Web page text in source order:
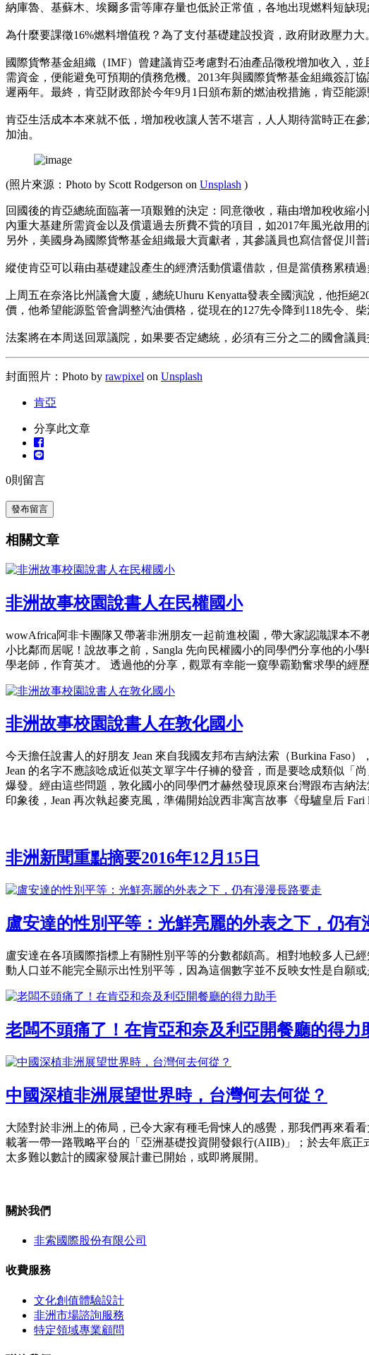
納庫魯、基蘇木、埃爾多雷等庫存量也低於正常值，各地出現燃料短缺現
為什麼要課徵16%燃料增值稅？為了支付基礎建設投資，政府財政壓力大
國際貨幣基金組織（IMF）曾建議肯亞考慮對石油產品徵稅增加收入，
需資金，便能避免可預期的債務危機。2013年與國際貨幣基金組織簽訂
遲兩年。最終，肯亞財政部於今年9月1日頒布新的燃油稅措施，肯亞能源
肯亞生活成本本來就不低，增加稅收讓人苦不堪言，人人期待當時正在
加油。
(照片來源：Photo by Scott Rodgerson on Unsplash )
回國後的肯亞總統面臨著一項艱難的決定：同意徵收，藉由增加稅收縮
內重大基建所需資金以及償還過去所費不貲的項目，如2017年風光啟用
另外，美國身為國際貨幣基金組織最大貢獻者，其參議員也寫信督促川
縱使肯亞可以藉由基礎建設產生的經濟活動償還借款，但是當債務累積
上周五在奈洛比州議會大廈，總統Uhuru Kenyatta發表全國演說，他拒
價，他希望能源監管會調整汽油價格，從現在的127先令降到118先令、柴
法案將在本周送回眾議院，如果要否定總統，必須有三分之二的國會議
封面照片：Photo by rawpixel on Unsplash
肯亞
分享此文章
0則留言
發布留言
相關文章
非洲故事校園說書人在民權國小
wowAfrica阿非卡團隊又帶著非洲朋友一起前進校園，帶大家認識課本
小比鄰而居呢！說故事之前，Sangla 先向民權國小的同學們分享他的小
學老師，作育英才。 透過他的分享，觀眾有幸能一窺學霸勤奮求學的經
非洲故事校園說書人在敦化國小
今天擔任說書人的好朋友 Jean 來自我國友邦布吉納法索（Burkina Faso
Jean 的名字不應該唸成近似英文單字牛仔褲的發音，而是要唸成類似「
爆發。經由這些問題，敦化國小的同學們才赫然發現原來台灣跟布吉納
印象後，Jean 再次執起麥克風，準備開始說西非寓言故事《母驢皇后 Fari
非洲新聞重點摘要2016年12月15日
盧安達的性別平等：光鮮亮麗的外表之下，仍有
盧安達在各項國際指標上有關性別平等的分數都頗高。相對地較多人已
動人口並不能完全顯示出性別平等，因為這個數字並不反映女性是自願或
老闆不頭痛了！在肯亞和奈及利亞開餐廳的得力
中國深植非洲展望世界時，台灣何去何從？
大陸對於非洲上的佈局，已令大家有種毛骨悚人的感覺，那我們再來看
載著一帶一路戰略平台的「亞洲基礎投資開發銀行(AIIB)」；於去年底
太多難以數計的國家發展計畫已開始，或即將展開。
關於我們
非索國際股份有限公司
收費服務
文化創值體驗設計
非洲市場諮詢服務
特定領域專業顧問